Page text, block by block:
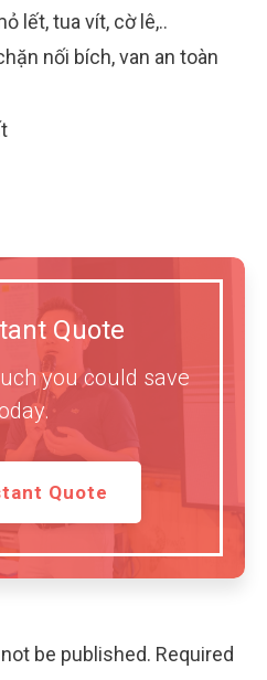
lết, tua vít, cờ lê,..
nối bích, van an toàn
Quote
you could save
Quote
be published. Required